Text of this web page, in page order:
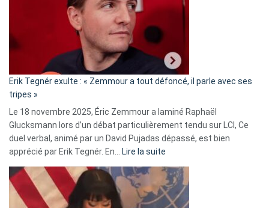
secrète
«
C’est
fake
news
»
Erik Tegnér exulte : « Zemmour a tout défoncé, il parle avec ses
tripes »
Le 18 novembre 2025, Éric Zemmour a laminé Raphaël
Glucksmann lors d’un débat particulièrement tendu sur LCI, Ce
duel verbal, animé par un David Pujadas dépassé, est bien
apprécié par Erik Tegnér. En… Lire la suite
Tegnér
exulte